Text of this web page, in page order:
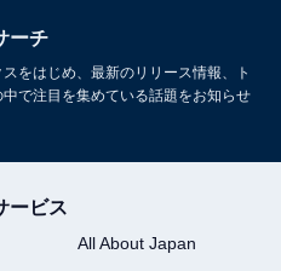
ーチ
をはじめ、最新のリリース情報、ト
で注目を集めている話題をお知らせ
ービス
All About Japan